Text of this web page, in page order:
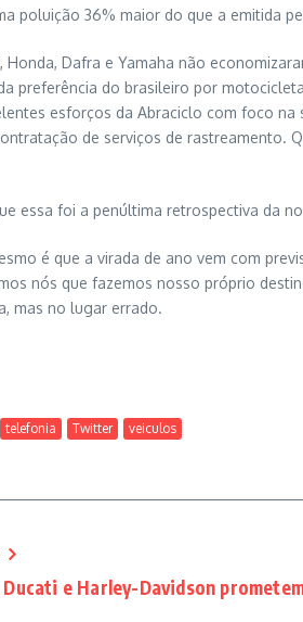
poluição 36% maior do que a emitida
Dafra e Yamaha não
preferência do brasileiro por
esforços da Abraciclo com foco
de serviços de rastreamento.
essa foi a penúltima retrospectiva da
é que a virada de ano vem com
nós que fazemos nosso próprio
mas no lugar errado.
telefonia Twitter veiculos
Ducati e Harley-Davidson